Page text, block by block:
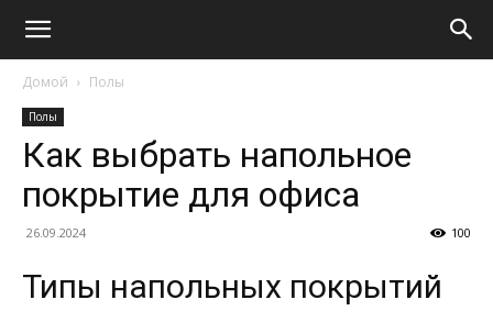
Домой Полы
Полы
Как выбрать напольное
покрытие для офиса
26.09.2024 100
Типы напольных покрытий